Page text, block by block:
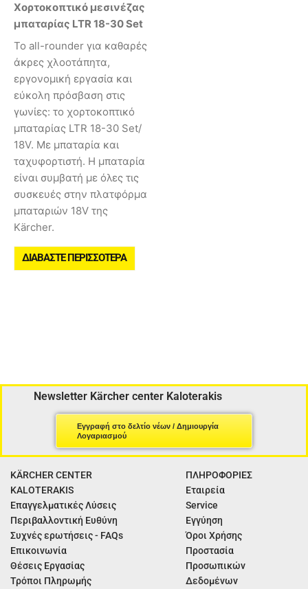
Χορτοκοπτικό μεσινέζας
μπαταρίας LTR 18-30 Set
Το all-rounder για καθαρές
άκρες χλοοτάπητα,
εργονομική εργασία και
εύκολη πρόσβαση στις
γωνίες: το χορτοκοπτικό
μπαταρίας LTR 18-30 Set/
18V. Με μπαταρία και
ταχυφορτιστή. Η μπαταρία
είναι συμβατή με όλες τις
συσκευές στην πλατφόρμα
μπαταριών 18V της
Kärcher.
ΔΙΑΒΆΣΤΕ ΠΕΡΙΣΣΌΤΕΡΑ
Newsletter Kärcher center Kaloterakis
Εγγραφή στο δελτίο νέων / Δημιουργία
Λογαριασμού
KÄRCHER CENTER
KALOTERAKIS
Επαγγελματικές Λύσεις
Περιβαλλοντική Ευθύνη
Συχνές ερωτήσεις - FAQs
Επικοινωνία
Θέσεις Εργασίας
Τρόποι Πληρωμής
ΠΛΗΡΟΦΟΡΙΕΣ
Εταιρεία
Service
Εγγύηση
Όροι Χρήσης
Προστασία
Προσωπικών
Δεδομένων